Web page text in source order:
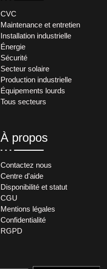
CVC
Maintenance et entretien
Installation industrielle
Énergie
Sécurité
Secteur solaire
Production industrielle
Équipements lourds
Tous secteurs
À propos
Contactez nous
Centre d'aide
Disponibilité et statut
CGU
Mentions légales
Confidentialité
RGPD